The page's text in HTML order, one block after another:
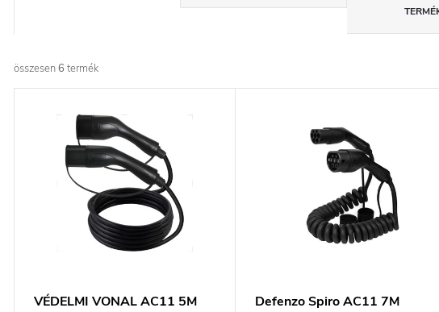
e
r
m
összesen6 termék
VÉDELMI VONAL AC11 5M Defenzo Spiro AC11 7M